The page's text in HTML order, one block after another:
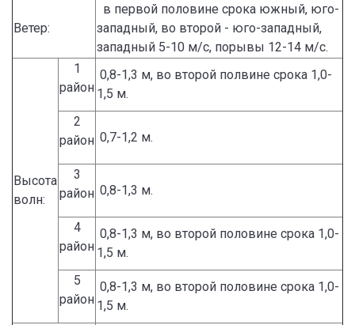
Ветер:
в первой половине срока южный, юго-
западный, во второй - юго-западный,
западный 5-10 м/с, порывы 12-14 м/с.
Высота
волн:
1
район
0,8-1,3 м, во второй полвине срока 1,0-
1,5 м.
2
район 0,7-1,2 м.
3
район 0,8-1,3 м.
4
район
0,8-1,3 м, во второй половине срока 1,0-
1,5 м.
5
район
0,8-1,3 м, во второй половине срока 1,0-
1,5 м.